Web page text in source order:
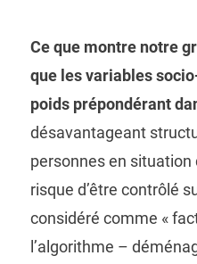
Ce que montre notre
que les variables
poids prépondérant
désavantageant
personnes en situation
risque d’être contrôlé
considéré comme «
l’algorithme –